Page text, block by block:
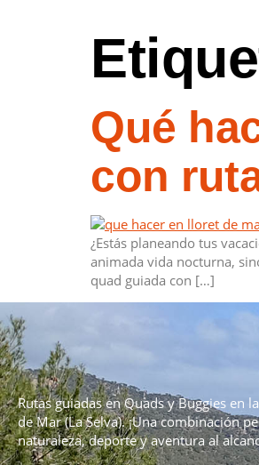
Qué
con
¿Estás planeando tus
animada vida nocturna,
quad guiada con […]
Rutas guiadas en Quads y Buggies en
de Mar (La Selva). ¡Una combinación
naturaleza, deporte y aventura al